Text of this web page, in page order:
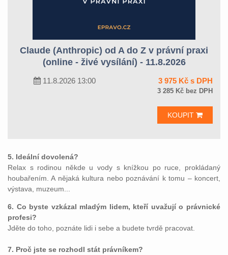
Claude (Anthropic) od A do Z v právní praxi
(online - živé vysílání) - 11.8.2026
11.8.2026 13:00 3 975 Kč s DPH
3 285 Kč bez DPH
KOUPIT
5. Ideální dovolená?
Relax s rodinou někde u vody s knížkou po ruce, prokládaný
houbařením. A nějaká kultura nebo poznávání k tomu – koncert,
výstava, muzeum...
6. Co byste vzkázal mladým lidem, kteří uvažují o právnické
profesi?
Jděte do toho, poznáte lidi i sebe a budete tvrdě pracovat.
7. Proč jste se rozhodl stát právníkem?